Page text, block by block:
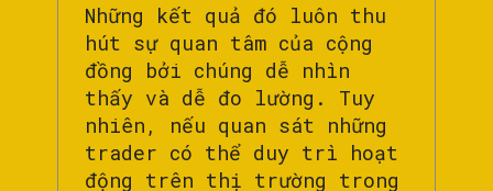
Những kết quả đó luôn thu
hút sự quan tâm của cộng
đồng bởi chúng dễ nhìn
thấy và dễ đo lường. Tuy
nhiên, nếu quan sát những
trader có thể duy trì hoạt
động trên thị trường trong